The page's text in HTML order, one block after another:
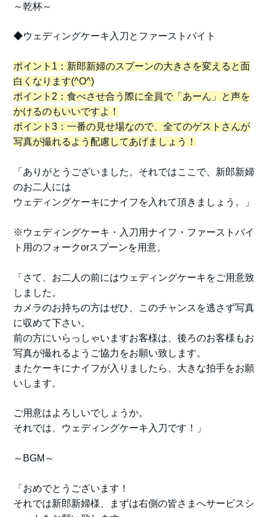
～乾杯～
◆ウェディングケーキ入刀とファーストバイト
ポイント1：新郎新婦のスプーンの大きさを変えると面
白くなります(^O^)
ポイント2：食べさせ合う際に全員で「あーん」と声を
かけるのもいいですよ！
ポイント3：一番の見せ場なので、全てのゲストさんが
写真が撮れるよう配慮してあげましょう！
「ありがとうございました。それではここで、新郎新婦
のお二人には
ウェディングケーキにナイフを入れて頂きましょう。」
※ウェディングケーキ・入刀用ナイフ・ファーストバイ
ト用のフォークorスプーンを用意。
「さて、お二人の前にはウェディングケーキをご用意致
しました。
カメラのお持ちの方はぜひ、このチャンスを逃さず写真
に収めて下さい。
前の方にいらっしゃいますお客様は、後ろのお客様もお
写真が撮れるようご協力をお願い致します。
またケーキにナイフが入りましたら、大きな拍手をお願
いします。
ご用意はよろしいでしょうか。
それでは、ウェディングケーキ入刀です！」
～BGM～
「おめでとうございます！
それでは新郎新婦様、まずは右側の皆さまへサービスシ